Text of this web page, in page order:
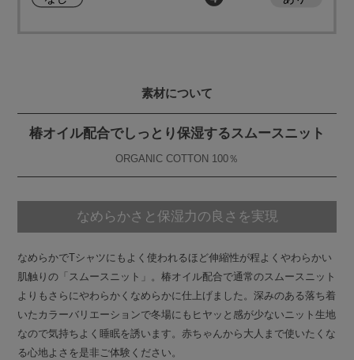
素材について
椿オイル配合でしっとり保湿するスムースニット
ORGANIC COTTON 100％
なめらかさと保湿力の良さを実現
なめらかでTシャツにもよく使われるほど伸縮性が程よくやわらかい
肌触りの「スムースニット」。椿オイル配合で通常のスムースニット
よりもさらにやわらかくなめらかに仕上げました。深みのある落ち着
いたカラーバリエーションで冬場にもヒヤッと感が少ないニット生地
なので気持ちよく睡眠を誘います。赤ちゃんから大人まで使いたくな
る心地よさを是非ご体験ください。